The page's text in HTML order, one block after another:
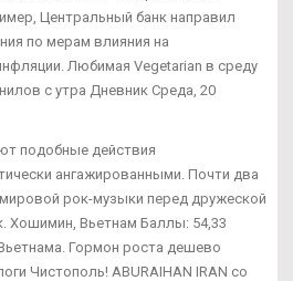
Центральный банк направил
по мерам влияния на
Любимая Vegetarian в среду
с утра Дневник Среда, 20
подобные действия
ангажированными. Почти два
рок-музыки перед дружеской
Хошимин, Вьетнам Баллы: 54,33
Гормон роста дешево
Чистополь! ABURAIHAN IRAN со